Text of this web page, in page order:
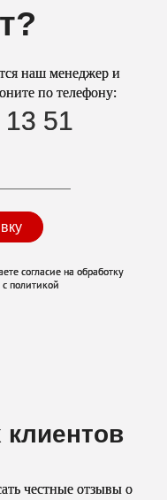
наш менеджер и
по телефону:
51
согласие на обработку
политикой
честные отзывы о